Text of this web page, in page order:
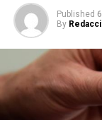
Published
By